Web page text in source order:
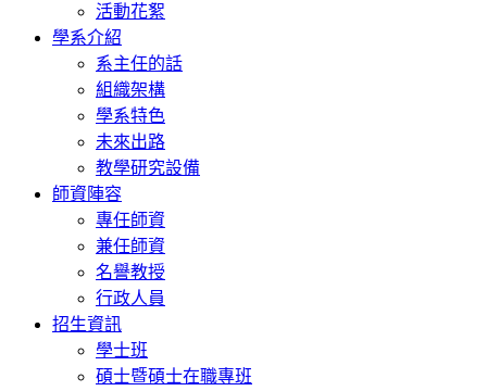
活動花絮
學系介紹
系主任的話
組織架構
學系特色
未來出路
教學研究設備
師資陣容
專任師資
兼任師資
名譽教授
行政人員
招生資訊
學士班
碩士暨碩士在職專班